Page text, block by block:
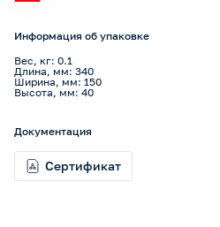
Информация об упаковке
Вес, кг: 0.1
Длина, мм: 340
Ширина, мм: 150
Высота, мм: 40
Документация
Сертификат